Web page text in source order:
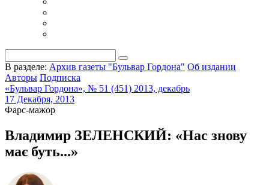
В разделе: Архив газеты "Бульвар Гордона" Об издании
Авторы Подписка
«Бульвар Гордона», № 51 (451) 2013, декабрь
17 Декабря, 2013
Фарс-мажор
Владимир ЗЕЛЕНСКИЙ: «Нас знову
має буть...»